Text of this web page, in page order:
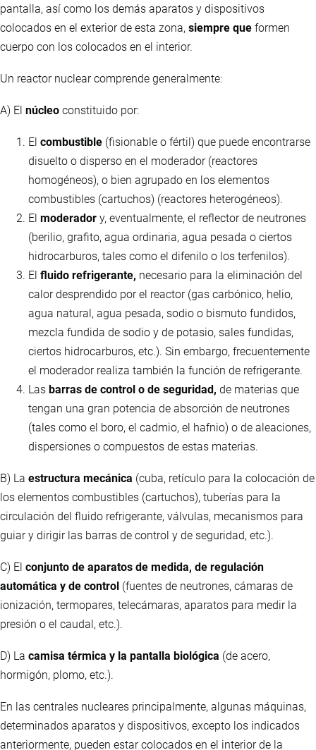
pantalla, así como los demás aparatos y dispositivos
colocados en el exterior de esta zona, siempre que formen
cuerpo con los colocados en el interior.
Un reactor nuclear comprende generalmente:
A) El núcleo constituido por:
El combustible (fisionable o fértil) que puede encontrarse
disuelto o disperso en el moderador (reactores
homogéneos), o bien agrupado en los elementos
combustibles (cartuchos) (reactores heterogéneos).
El moderador y, eventualmente, el reflector de neutrones
(berilio, grafito, agua ordinaria, agua pesada o ciertos
hidrocarburos, tales como el difenilo o los terfenilos).
El fluido refrigerante, necesario para la eliminación del
calor desprendido por el reactor (gas carbónico, helio,
agua natural, agua pesada, sodio o bismuto fundidos,
mezcla fundida de sodio y de potasio, sales fundidas,
ciertos hidrocarburos, etc.). Sin embargo, frecuentemente
el moderador realiza también la función de refrigerante.
Las barras de control o de seguridad, de materias que
tengan una gran potencia de absorción de neutrones
(tales como el boro, el cadmio, el hafnio) o de aleaciones,
dispersiones o compuestos de estas materias.
B) La estructura mecánica (cuba, retículo para la colocación de
los elementos combustibles (cartuchos), tuberías para la
circulación del fluido refrigerante, válvulas, mecanismos para
guiar y dirigir las barras de control y de seguridad, etc.).
C) El conjunto de aparatos de medida, de regulación
automática y de control (fuentes de neutrones, cámaras de
ionización, termopares, telecámaras, aparatos para medir la
presión o el caudal, etc.).
D) La camisa térmica y la pantalla biológica (de acero,
hormigón, plomo, etc.).
En las centrales nucleares principalmente, algunas máquinas,
determinados aparatos y dispositivos, excepto los indicados
anteriormente, pueden estar colocados en el interior de la